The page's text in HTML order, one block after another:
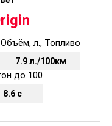
Объём, л., Топливо
7.9 л./100км
до 100
8.6 с